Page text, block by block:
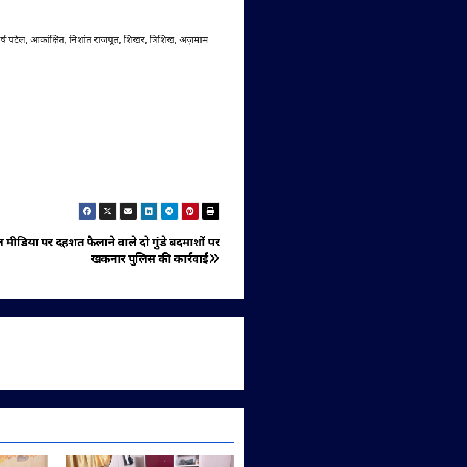
पटेल, आकांक्षित, निशांत राजपूत, शिखर, त्रिशिख, अज़माम
पर दहशत फैलाने वाले दो गुंडे बदमाशों पर
खकनार पुलिस की कार्रवाई